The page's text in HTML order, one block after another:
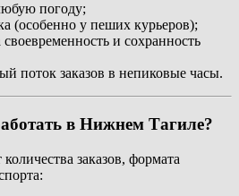
погоду;
(особенно у пеших курьеров);
своевременность и сохранность
поток заказов в непиковые часы.
в Нижнем Тагиле?
заказов, формата